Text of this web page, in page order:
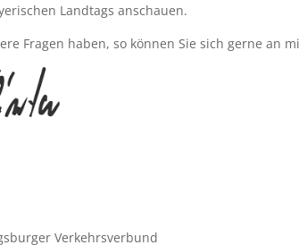
Landtags anschauen.
Fragen haben, so können Sie sich gerne an
Verkehrsverbund